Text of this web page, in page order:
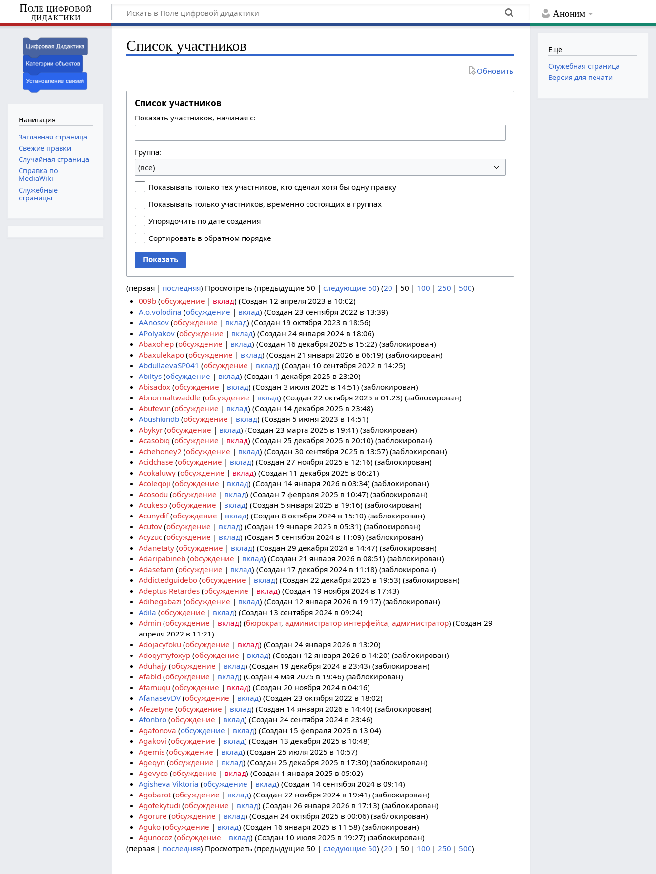
Аноним
Поле цифровой
дидактики
Список участников
Обновить
Список участников
Показать участников, начиная с:
Группа:
(все)
Показывать только тех участников, кто сделал хотя бы одну правку
Показывать только участников, временно состоящих в группах
Упорядочить по дате создания
Сортировать в обратном порядке
Показать
(первая | последняя) Просмотреть (предыдущие 50 |следующие 50) (20 | 50 | 100 |250 | 500)
009b обсуждение вклад (Создан 12 апреля 2023 в 10:02)
A.o.volodina обсуждение вклад (Создан 23 сентября 2022 в 13:39)
AAnosov обсуждение вклад (Создан 19 октября 2023 в 18:56)
APolyakov обсуждение вклад (Создан 24 января 2024 в 18:06)
Abaxohep обсуждение вклад (Создан 16 декабря 2025 в 15:22) (заблокирован)
Abaxulekapo обсуждение вклад (Создан 21 января 2026 в 06:19) (заблокирован)
AbdullaevaSP041 обсуждение вклад (Создан 10 сентября 2022 в 14:25)
Abiltys обсуждение вклад (Создан 1 декабря 2025 в 23:20)
Abisadox обсуждение вклад (Создан 3 июля 2025 в 14:51) (заблокирован)
Abnormaltwaddle обсуждение вклад (Создан 22 октября 2025 в 01:23) (заблокирован)
Abufewir обсуждение вклад (Создан 14 декабря 2025 в 23:48)
Abushkindb обсуждение вклад (Создан 5 июня 2023 в 14:51)
Abykyr обсуждение вклад (Создан 23 марта 2025 в 19:41) (заблокирован)
Acasobiq обсуждение вклад (Создан 25 декабря 2025 в 20:10) (заблокирован)
Achehoney2 обсуждение вклад (Создан 30 сентября 2025 в 13:57) (заблокирован)
Acidchase обсуждение вклад (Создан 27 ноября 2025 в 12:16) (заблокирован)
Acokaluwy обсуждение вклад (Создан 11 декабря 2025 в 06:21)
Acoleqoji обсуждение вклад (Создан 14 января 2026 в 03:34) (заблокирован)
Acosodu обсуждение вклад (Создан 7 февраля 2025 в 10:47) (заблокирован)
Acukeso обсуждение вклад (Создан 5 января 2025 в 19:16) (заблокирован)
Acunydif обсуждение вклад (Создан 8 октября 2024 в 15:10) (заблокирован)
Acutov обсуждение вклад (Создан 19 января 2025 в 05:31) (заблокирован)
Acyzuc обсуждение вклад (Создан 5 сентября 2024 в 11:09) (заблокирован)
Adanetaty обсуждение вклад (Создан 29 декабря 2024 в 14:47) (заблокирован)
Adaripabineb обсуждение вклад (Создан 21 января 2026 в 08:51) (заблокирован)
Adasetam обсуждение вклад (Создан 17 декабря 2024 в 11:18) (заблокирован)
Addictedguidebo обсуждение вклад (Создан 22 декабря 2025 в 19:53) (заблокирован)
Adeptus Retardes обсуждение вклад (Создан 19 ноября 2024 в 17:43)
Adihegabazi обсуждение вклад (Создан 12 января 2026 в 19:17) (заблокирован)
Adila обсуждение вклад (Создан 13 сентября 2024 в 09:24)
Admin обсуждение вклад (бюрократ, администратор интерфейса, администратор) (Создан 29
апреля 2022 в 11:21)
Adojacyfoku обсуждение вклад (Создан 24 января 2026 в 13:20)
Adoqymyfoxyp обсуждение вклад (Создан 12 января 2026 в 14:20) (заблокирован)
Aduhajy обсуждение вклад (Создан 19 декабря 2024 в 23:43) (заблокирован)
Afabid обсуждение вклад (Создан 4 мая 2025 в 19:46) (заблокирован)
Afamuqu обсуждение вклад (Создан 20 ноября 2024 в 04:16)
AfanasevDV обсуждение вклад (Создан 23 октября 2022 в 18:02)
Afezetyne обсуждение вклад (Создан 14 января 2026 в 14:40) (заблокирован)
Afonbro обсуждение вклад (Создан 24 сентября 2024 в 23:46)
Agafonova обсуждение вклад (Создан 15 февраля 2025 в 13:04)
Agakovi обсуждение вклад (Создан 13 декабря 2025 в 10:48)
Agemis обсуждение вклад (Создан 25 июля 2025 в 10:57)
Ageqyn обсуждение вклад (Создан 25 декабря 2025 в 17:30) (заблокирован)
Agevyco обсуждение вклад (Создан 1 января 2025 в 05:02)
Agisheva Viktoria обсуждение вклад (Создан 14 сентября 2024 в 09:14)
Agobarot обсуждение вклад (Создан 22 ноября 2024 в 19:41) (заблокирован)
Agofekytudi обсуждение вклад (Создан 26 января 2026 в 17:13) (заблокирован)
Agorure обсуждение вклад (Создан 24 октября 2025 в 00:06) (заблокирован)
Aguko обсуждение вклад (Создан 16 января 2025 в 11:58) (заблокирован)
Agunocoz обсуждение вклад (Создан 10 июля 2025 в 19:27) (заблокирован)
(первая | последняя) Просмотреть (предыдущие 50 |следующие 50) (20 | 50 | 100 | 250 | 500)
Навигация
Заглавная страница
Свежие правки
Случайная страница
Справка по
MediaWiki
Служебные
страницы
Ещё
Служебная страница
Версия для печати